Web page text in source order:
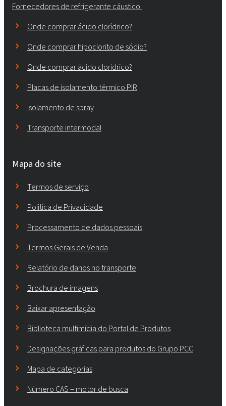
Fornecedores de refrigerante cáustico.
Onde comprar ácido clorídrico?
Onde comprar hipoclorito de sódio?
Onde comprar ácido clorídrico?
Placas de isolamento térmico PIR
Isolamento de spray
Transporte intermodal
Mapa do site
Termos de serviço
Política de Privacidade
Processamento de dados pessoais
Termos Gerais de Venda
Relatório de danos no transporte
Brochura de imagens
Baixar apresentação
Biblioteca multimídia do Portal de Produtos
Designações gráficas para produtos do Grupo PCC
Mapa de categorias
Número CAS – motor de busca